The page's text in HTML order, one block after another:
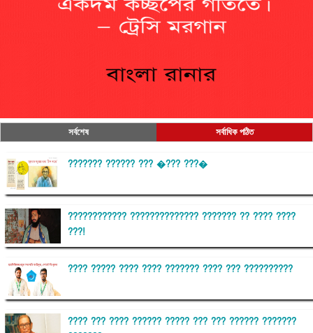
সর্বশেষ সর্বাধিক পঠিত
??????? ?????? ??? �??? ???�
???????????? ?????????????? ??????? ?? ???? ????
???!
???? ????? ???? ???? ??????? ???? ??? ??????????
???? ??? ???? ?????? ????? ??? ??? ?????? ???????